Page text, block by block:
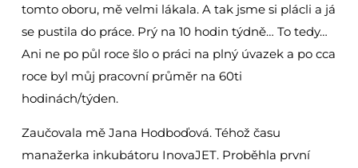
tomto oboru, mě velmi lákala. A tak jsme si plácli a já
se pustila do práce. Prý na 10 hodin týdně… To tedy…
Ani ne po půl roce šlo o práci na plný úvazek a po cca
roce byl můj pracovní průměr na 60ti
hodinách/týden.
Zaučovala mě Jana Hodboďová. Téhož času
manažerka inkubátoru InovaJET. Proběhla první